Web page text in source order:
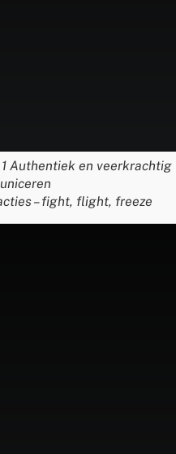
1 Authentiek en veerkrachtig
– fight, flight, freeze